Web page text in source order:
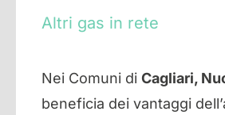
Altri gas in rete
Nei Comuni di Cagliari,
beneficia dei vantaggi